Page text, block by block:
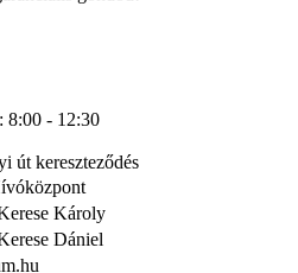
8:00 - 12:30
út kereszteződés
Károly
Dániel